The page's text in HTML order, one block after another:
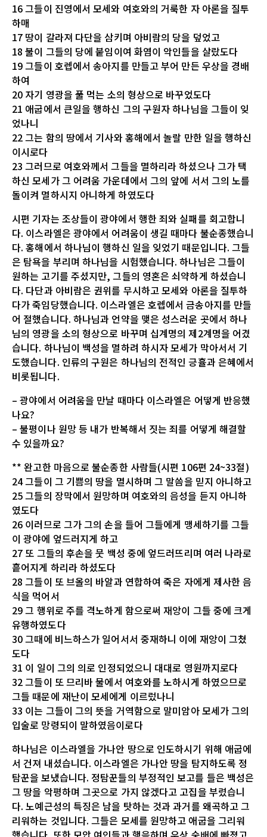
16 그들이 진영에서 모세와 여호와의 거룩한 자 아론을 질투
하매
17 땅이 갈라져 다단을 삼키며 아비람의 당을 덮었고
18 불이 그들의 당에 붙임이여 화염이 악인들을 살랐도다
19 그들이 호렙에서 송아지를 만들고 부어 만든 우상을 경배
하여
20 자기 영광을 풀 먹는 소의 형상으로 바꾸었도다
21 애굽에서 큰일을 행하신 그의 구원자 하나님을 그들이 잊
었나니
22 그는 함의 땅에서 기사와 홍해에서 놀랄 만한 일을 행하신
이시로다
23 그러므로 여호와께서 그들을 멸하리라 하셨으나 그가 택
하신 모세가 그 어려움 가운데에서 그의 앞에 서서 그의 노를
돌이켜 멸하시지 아니하게 하였도다
시편 기자는 조상들이 광야에서 행한 죄와 실패를 회고합니
다. 이스라엘은 광야에서 어려움이 생길 때마다 불순종했습니
다. 홍해에서 하나님이 행하신 일을 잊었기 때문입니다. 그들
은 탐욕을 부리며 하나님을 시험했습니다. 하나님은 그들이
원하는 고기를 주셨지만, 그들의 영혼은 쇠약하게 하셨습니
다. 다단과 아비람은 권위를 무시하고 모세와 아론을 질투하
다가 죽임당했습니다. 이스라엘은 호렙에서 금송아지를 만들
어 절했습니다. 하나님과 언약을 맺은 성스러운 곳에서 하나
님의 영광을 소의 형상으로 바꾸며 십계명의 제2계명을 어겼
습니다. 하나님이 백성을 멸하려 하시자 모세가 막아서서 기
도했습니다. 인류의 구원은 하나님의 전적인 긍휼과 은혜에서
비롯됩니다.
– 광야에서 어려움을 만날 때마다 이스라엘은 어떻게 반응했
나요?
– 불평이나 원망 등 내가 반복해서 짓는 죄를 어떻게 해결할
수 있을까요?
** 완고한 마음으로 불순종한 사람들(시편 106편 24~33절)
24 그들이 그 기쁨의 땅을 멸시하며 그 말씀을 믿지 아니하고
25 그들의 장막에서 원망하며 여호와의 음성을 듣지 아니하
였도다
26 이러므로 그가 그의 손을 들어 그들에게 맹세하기를 그들
이 광야에 엎드러지게 하고
27 또 그들의 후손을 뭇 백성 중에 엎드러뜨리며 여러 나라로
흩어지게 하리라 하셨도다
28 그들이 또 브올의 바알과 연합하여 죽은 자에게 제사한 음
식을 먹어서
29 그 행위로 주를 격노하게 함으로써 재앙이 그들 중에 크게
유행하였도다
30 그때에 비느하스가 일어서서 중재하니 이에 재앙이 그쳤
도다
31 이 일이 그의 의로 인정되었으니 대대로 영원까지로다
32 그들이 또 므리바 물에서 여호와를 노하시게 하였으므로
그들 때문에 재난이 모세에게 이르렀나니
33 이는 그들이 그의 뜻을 거역함으로 말미암아 모세가 그의
입술로 망령되이 말하였음이로다
하나님은 이스라엘을 가나안 땅으로 인도하시기 위해 애굽에
서 건져 내셨습니다. 이스라엘은 가나안 땅을 탐지하도록 정
탐꾼을 보냈습니다. 정탐꾼들의 부정적인 보고를 들은 백성은
그 땅을 악평하며 그곳으로 가지 않겠다고 고집을 부렸습니
다. 노예근성의 특징은 남을 탓하는 것과 과거를 왜곡하고 그
리워하는 것입니다. 그들은 모세를 원망하고 애굽을 그리워